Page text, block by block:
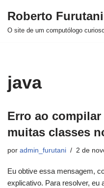
Pular
Roberto Furutani
O site de um computólogo
java
Erro ao
muitas classes
por admin_furutani 2 de
Eu obtive essa mensagem,
explicativo. Para resolver, eu